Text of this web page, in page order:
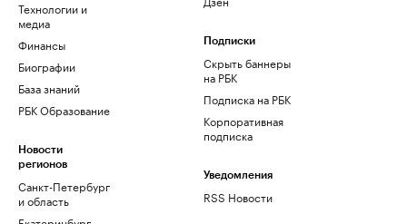
Технологии и
медиа
Финансы
Биографии
База знаний
РБК Образование
Новости
регионов
Санкт-Петербург
и область
Подписки
Скрыть баннеры
на РБК
Подписка на РБК
Корпоративная
подписка
Уведомления
RSS Новости